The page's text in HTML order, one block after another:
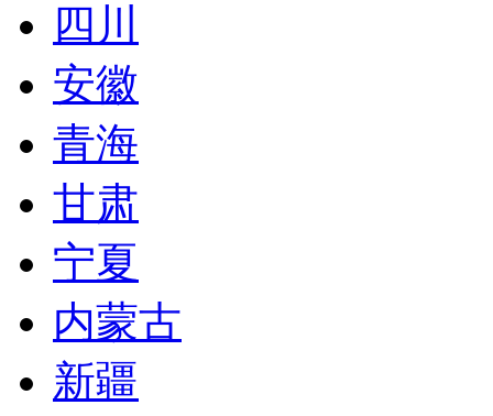
四川
安徽
青海
甘肃
宁夏
内蒙古
新疆